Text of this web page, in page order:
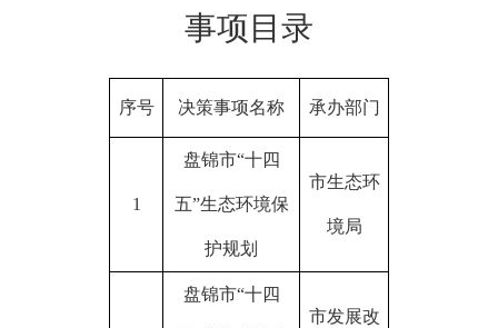
事项目录
序号 决策事项名称 承办部门
1
盘锦市“十四
五”生态环境保
护规划
市生态环
境局
盘锦市“十四
市发展改